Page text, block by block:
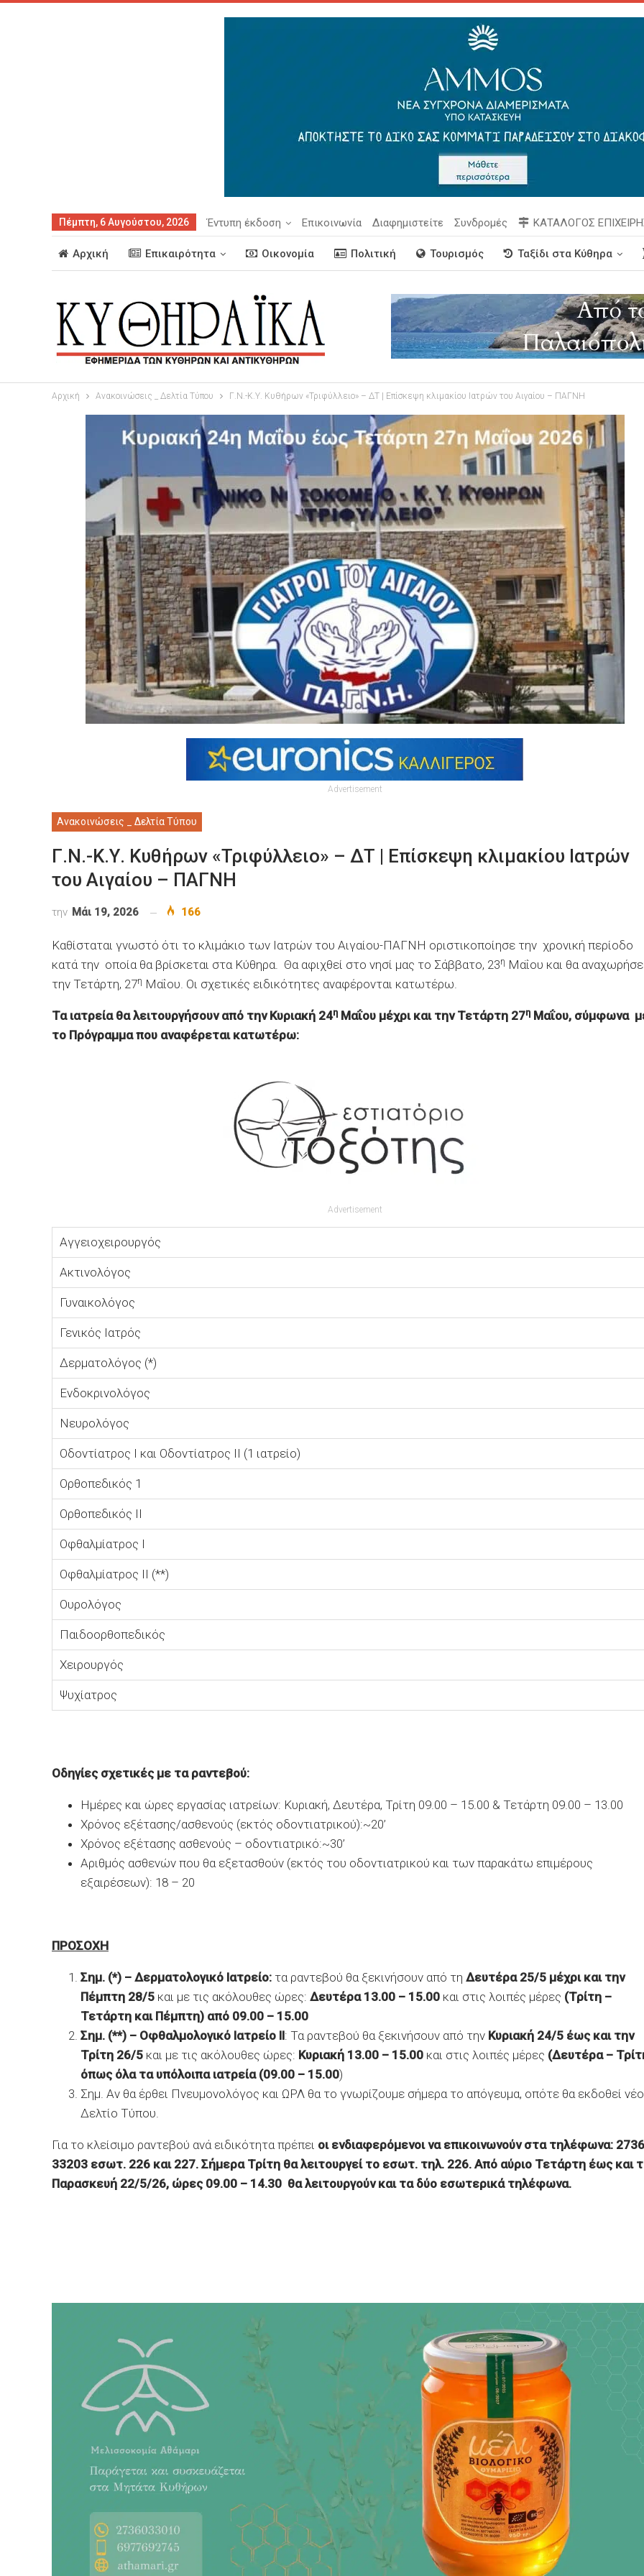
Πέμπτη, 6 Αυγούστου, 2026 Έντυπη έκδοση Επικοινωνία Διαφημιστείτε Συνδρομές ΚΑΤΑΛΟΓΟΣ
Αρχική Επικαιρότητα Οικονομία Πολιτική Τουρισμός Ταξίδι στα Κύθηρα
Αρχική Ανακοινώσεις _ Δελτία Τύπου Γ.Ν.-Κ.Υ. Κυθήρων «Τριφύλλειο» – ΔΤ | Επίσκεψη κλιμακίου Ιατρών του Αιγαίου – ΠΑΓΝΗ
Advertisement
Ανακοινώσεις _ Δελτία Τύπου
Γ.Ν.-Κ.Υ. Κυθήρων «Τριφύλλειο» – ΔΤ | Επίσκεψη κλιμακίου Ιατρών
του Αιγαίου – ΠΑΓΝΗ
την Μάι 19, 2026 166
Καθίσταται γνωστό ότι το κλιμάκιο των Ιατρών του Αιγαίου-ΠΑΓΝΗ οριστικοποίησε την χρονική περίοδο
κατά την οποία θα βρίσκεται στα Κύθηρα. Θα αφιχθεί στο νησί μας το Σάββατο, 23η Μαΐου και θα
την Τετάρτη, 27η Μαΐου. Οι σχετικές ειδικότητες αναφέρονται κατωτέρω.
Τα ιατρεία θα λειτουργήσουν από την Κυριακή 24η Μαΐου μέχρι και την Τετάρτη 27η Μαΐου, σύμφωνα
το Πρόγραμμα που αναφέρεται κατωτέρω:
Advertisement
Αγγειοχειρουργός
Ακτινολόγος
Γυναικολόγος
Γενικός Ιατρός
Δερματολόγος (*)
Ενδοκρινολόγος
Νευρολόγος
Οδοντίατρος Ι και Οδοντίατρος ΙΙ (1 ιατρείο)
Ορθοπεδικός 1
Ορθοπεδικός ΙΙ
Οφθαλμίατρος Ι
Οφθαλμίατρος ΙΙ (**)
Ουρολόγος
Παιδοορθοπεδικός
Χειρουργός
Ψυχίατρος
Οδηγίες σχετικές με τα ραντεβού:
Ημέρες και ώρες εργασίας ιατρείων: Κυριακή, Δευτέρα, Τρίτη 09.00 – 15.00 & Τετάρτη 09.00 – 13.00
Χρόνος εξέτασης/ασθενούς (εκτός οδοντιατρικού):~20’
Χρόνος εξέτασης ασθενούς – οδοντιατρικό:~30’
Αριθμός ασθενών που θα εξετασθούν (εκτός του οδοντιατρικού και των παρακάτω επιμέρους
εξαιρέσεων): 18 – 20
ΠΡΟΣΟΧΗ
Σημ. (*) – Δερματολογικό Ιατρείο: τα ραντεβού θα ξεκινήσουν από τη Δευτέρα 25/5 μέχρι και την
Πέμπτη 28/5 και με τις ακόλουθες ώρες: Δευτέρα 13.00 – 15.00 και στις λοιπές μέρες (Τρίτη –
Τετάρτη και Πέμπτη) από 09.00 – 15.00
Σημ. (**) – Οφθαλμολογικό Ιατρείο ΙΙ: Τα ραντεβού θα ξεκινήσουν από την Κυριακή 24/5 έως και την
Τρίτη 26/5 και με τις ακόλουθες ώρες: Κυριακή 13.00 – 15.00 και στις λοιπές μέρες (Δευτέρα –
όπως όλα τα υπόλοιπα ιατρεία (09.00 – 15.00)
Σημ. Αν θα έρθει Πνευμονολόγος και ΩΡΛ θα το γνωρίζουμε σήμερα το απόγευμα, οπότε θα εκδοθεί νέο
Δελτίο Τύπου.
Για το κλείσιμο ραντεβού ανά ειδικότητα πρέπει οι ενδιαφερόμενοι να επικοινωνούν στα τηλέφωνα:
33203 εσωτ. 226 και 227. Σήμερα Τρίτη θα λειτουργεί το εσωτ. τηλ. 226. Από αύριο Τετάρτη έως και
Παρασκευή 22/5/26, ώρες 09.00 – 14.30 θα λειτουργούν και τα δύο εσωτερικά τηλέφωνα.